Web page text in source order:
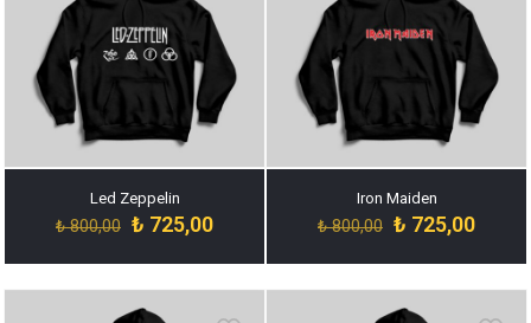
Led Zeppelin
₺800,00 Orijinal
₺ 800,00.
₺ 725,00Şu
fiyat:
₺ 725,00.
Iron Maiden
₺800,00 Orijinal
₺ 800,00.
₺ 725,00Şu
fiyat:
₺